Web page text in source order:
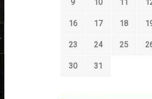
9 10 11
16 17 18
23 24 25
30
31